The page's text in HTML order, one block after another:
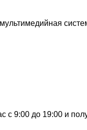
с 9:00 до 19:00 и